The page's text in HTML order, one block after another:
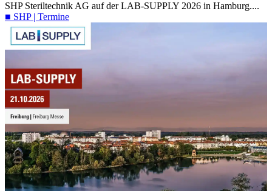
SHP Steriltechnik AG auf der LAB-SUPPLY 2026 in Hamburg....
■ SHP | Termine